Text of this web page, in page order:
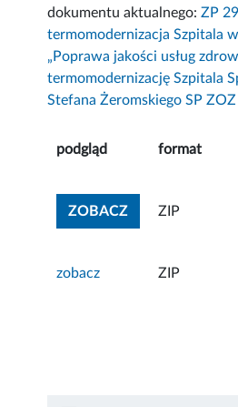
dokumentu aktualnego:ZP
termomodernizacja Szpitala
„Poprawa jakości usług
termomodernizację Szpitala
Stefana Żeromskiego SP
podgląd format
ZOBACZZOBACZ
ZIP
zobacz ZIP